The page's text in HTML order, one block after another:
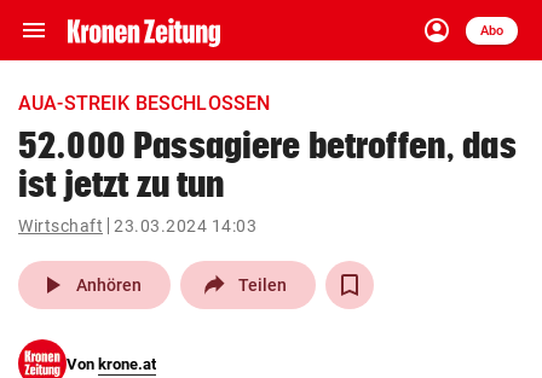
menu Navigation
ein-/ausklappen
account_circle
Anmelden
Abo
close Schließen
account_circle Anmelden
pin_drop
Wien arrow_right
AUA-STREIK BESCHLOSSEN
52.000 Passagiere betroffen, das
ist jetzt zu tun
Wirtschaft 23.03.2024 14:03
play_arrow Anhören Teilen
Von krone.at